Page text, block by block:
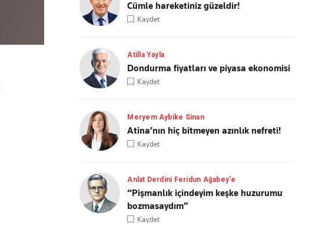
Cümle hareketiniz güzeldir!
Kaydet
Atilla Yayla
Dondurma fiyatları ve piyasa ekonomisi
Kaydet
Meryem Aybike Sinan
Atina’nın hiç bitmeyen azınlık nefreti!
Kaydet
Anlat Derdini Feridun Ağabey'e
“Pişmanlık içindeyim keşke huzurumu
bozmasaydım”
Kaydet